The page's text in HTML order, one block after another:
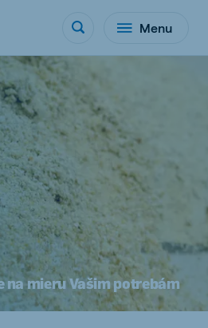
Menu
na mieru Vašim potrebám